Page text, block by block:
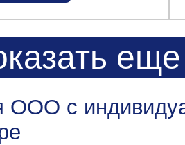
ООО с